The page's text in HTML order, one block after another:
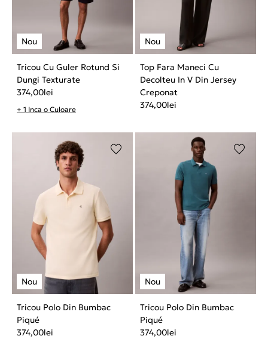
Tricou Cu Guler Rotund Si
Dungi Texturate
374,00lei
+ 1 Inca o Culoare
Top Fara Maneci Cu
Decolteu In V Din Jersey
Creponat
374,00lei
Tricou Polo Din Bumbac
Piqué
374,00lei
Tricou Polo Din Bumbac
Piqué
374,00lei